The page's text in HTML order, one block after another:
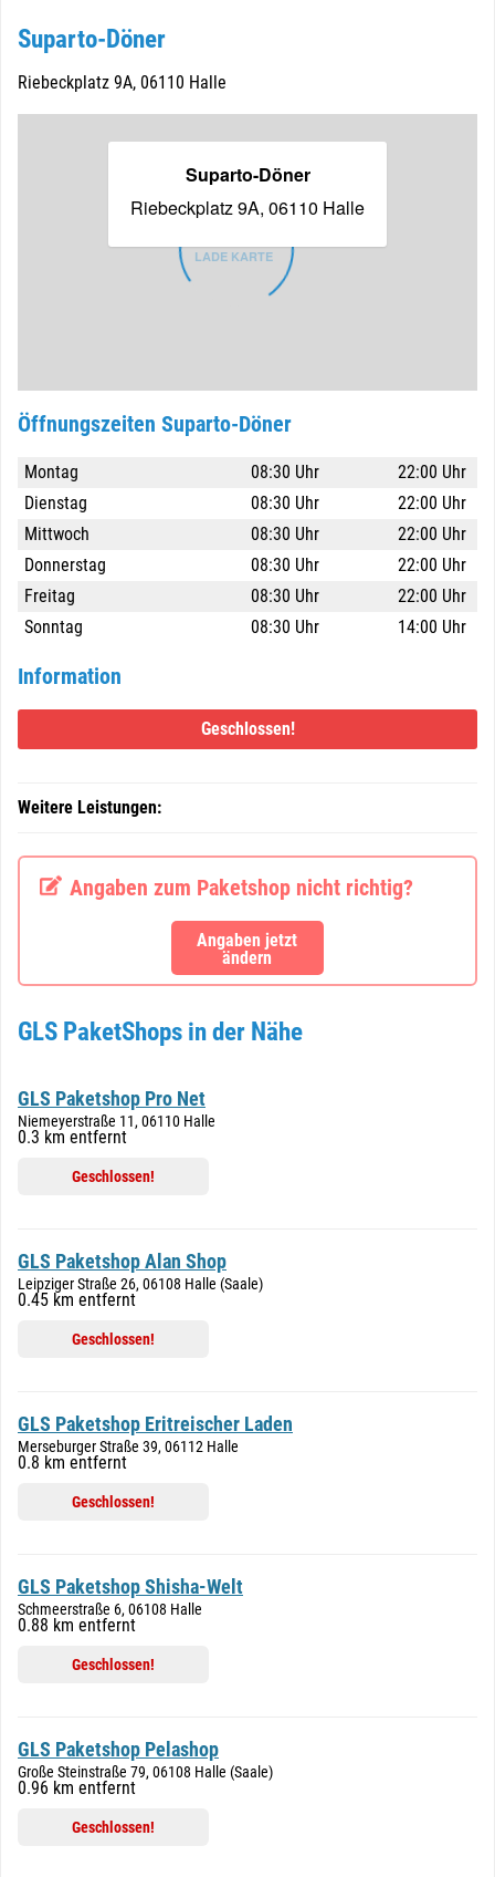
Suparto-Döner
Riebeckplatz 9A, 06110 Halle
LADE KARTE
Suparto-Döner
Riebeckplatz 9A, 06110 Halle
Öffnungszeiten Suparto-Döner
Montag 08:30 Uhr
22:00 Uhr
Dienstag
08:30 Uhr
22:00 Uhr
Mittwoch
08:30 Uhr
22:00 Uhr
Donnerstag
08:30 Uhr
22:00 Uhr
Freitag
08:30 Uhr
22:00 Uhr
Sonntag
08:30 Uhr 14:00 Uhr
Information
Geschlossen!
Weitere Leistungen:
Angaben zum Paketshop nicht richtig?
Angaben jetzt
ändern
GLS PaketShops in der Nähe
GLS Paketshop Pro Net
Niemeyerstraße 11, 06110 Halle
0.3 km entfernt
Geschlossen!
GLS Paketshop Alan Shop
Leipziger Straße 26, 06108 Halle (Saale)
0.45 km entfernt
Geschlossen!
GLS Paketshop Eritreischer Laden
Merseburger Straße 39, 06112 Halle
0.8 km entfernt
Geschlossen!
GLS Paketshop Shisha-Welt
Schmeerstraße 6, 06108 Halle
0.88 km entfernt
Geschlossen!
GLS Paketshop Pelashop
Große Steinstraße 79, 06108 Halle (Saale)
0.96 km entfernt
Geschlossen!